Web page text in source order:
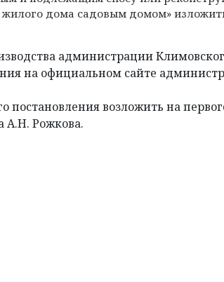
дома садовым домом»
администрации
на официальном сайте
постановления возложить на
А.Н. Рожкова.